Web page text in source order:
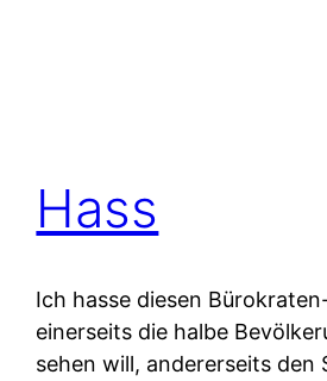
Hass
Ich hasse diesen
einerseits die halbe
sehen will, andererseits den